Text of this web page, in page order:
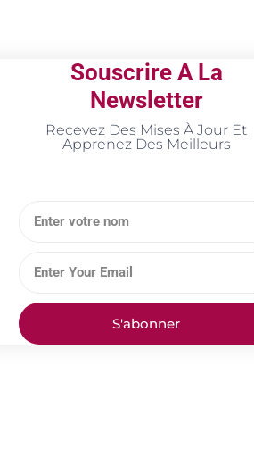
Souscrire A La
Newsletter
Recevez Des Mises À Jour Et
Apprenez Des Meilleurs
S'abonner